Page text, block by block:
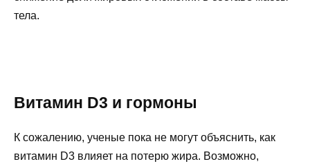
тела.
Витамин D3 и гормоны
К сожалению, ученые пока не могут объяснить, как
витамин D3 влияет на потерю жира. Возможно,